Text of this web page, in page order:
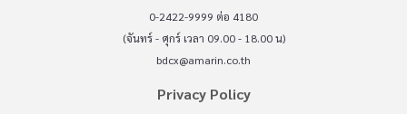
0-2422-9999 ต่อ 4180
(จันทร์ - ศุกร์ เวลา 09.00 - 18.00 น)
bdcx@amarin.co.th
Privacy Policy